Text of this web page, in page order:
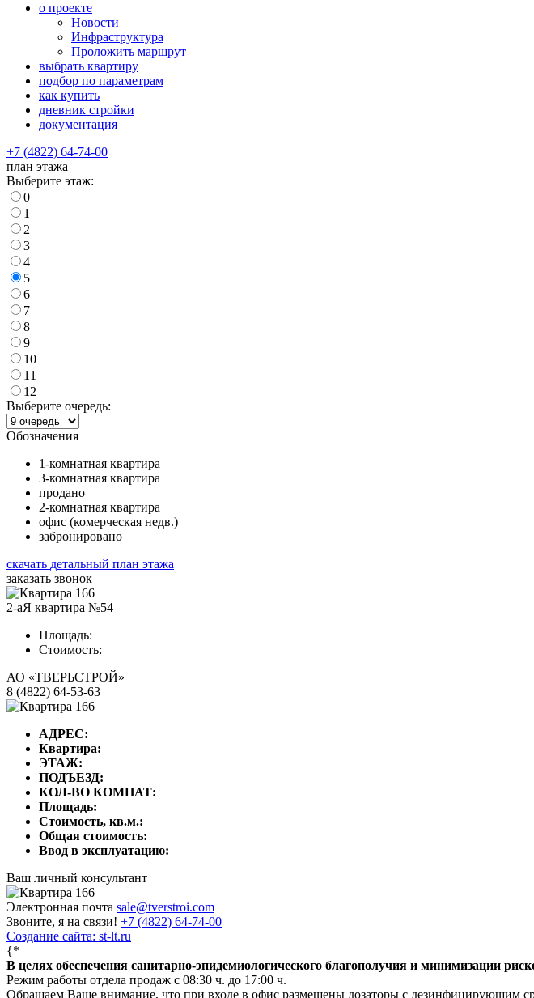
о проекте
Новости
Инфраструктура
Проложить маршрут
выбрать квартиру
подбор по параметрам
как купить
дневник стройки
документация
+7 (4822) 64-74-00
план этажа
Выберите этаж:
0
1
2
3
4
5
6
7
8
9
10
11
12
Выберите очередь:
Обозначения
1-комнатная квартира
3-комнатная квартира
продано
2-комнатная квартира
офис (комерческая недв.)
забронировано
скачать детальный план этажа
заказать звонок
2-аЯ квартира №54
Площадь:
Стоимость:
АО «ТВЕРЬСТРОЙ»
8 (4822) 64-53-63
АДРЕС:
Квартира:
ЭТАЖ:
ПОДЪЕЗД:
КОЛ-ВО КОМНАТ:
Площадь:
Стоимость, кв.м.:
Общая стоимость:
Ввод в эксплуатацию:
Ваш личный консультант
Электронная почта sale@tverstroi.com
Звоните, я на связи! +7 (4822) 64-74-00
Создание сайта: st-lt.ru
{*
В целях обеспечения санитарно-эпидемиологического благополучия и минимизации
Режим работы отдела продаж с 08:30 ч. до 17:00 ч.
Обращаем Ваше внимание, что при входе в офис размещены дозаторы с дезинфицирующим